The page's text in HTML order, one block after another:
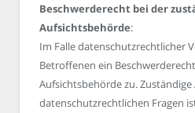
Beschwerderecht bei der
Aufsichtsbehörde:
Im Falle datenschutzrechtlicher
Betroffenen ein
Aufsichtsbehörde zu.
datenschutzrechtlichen Fragen